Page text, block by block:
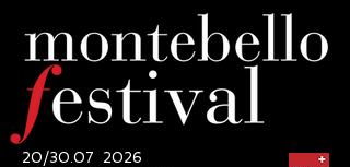
20/30.07 2026